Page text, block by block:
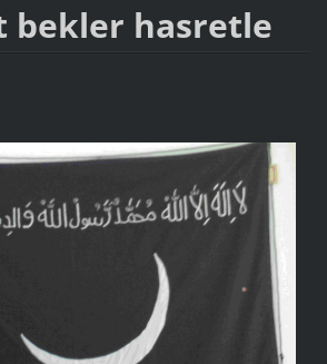
bekler hasretle